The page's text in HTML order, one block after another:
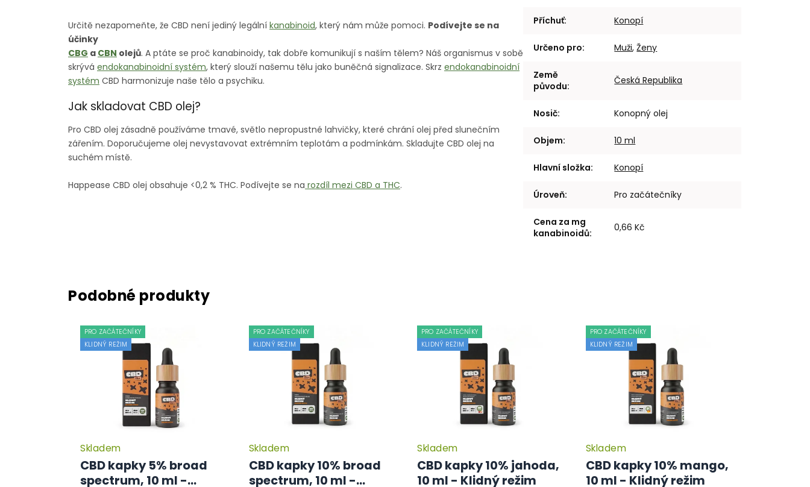
Určitě nezapomeňte, že CBD není jediný legální kanabinoid, který nám může pomoci. Podívejte se na
účinky
CBG a CBN olejů. A ptáte se proč kanabinoidy, tak dobře komunikují s naším tělem? Náš organismus v sobě
skrývá endokanabinoidní systém, který slouží našemu tělu jako buněčná signalizace. Skrz endokanabinoidní
systém CBD harmonizuje naše tělo a psychiku.
Jak skladovat CBD olej?
Pro CBD olej zásadně používáme tmavé, světlo nepropustné lahvičky, které chrání olej před slunečním
zářením. Doporučujeme olej nevystavovat extrémním teplotám a podmínkám. Skladujte CBD olej na
suchém místě.
Happease CBD olej obsahuje <0,2 % THC. Podívejte se na rozdíl mezi CBD a THC.
Příchuť: Konopí
Určeno pro: Muži,Ženy
Země
původu: Česká Republika
Nosič: Konopný olej
Objem: 10 ml
Hlavní složka: Konopí
Úroveň: Pro začátečníky
Cena za mg
kanabinoidů: 0,66 Kč
PRO ZAČÁTEČNÍKY
KLIDNÝ REŽIM
CBD kapky 5% broad
spectrum, 10 ml -
Skladem
PRO ZAČÁTEČNÍKY
KLIDNÝ REŽIM
CBD kapky 10% broad
spectrum, 10 ml -
Skladem
PRO ZAČÁTEČNÍKY
KLIDNÝ REŽIM
CBD kapky 10% jahoda,
10 ml - Klidný režim
Průměrné
hodnocení
produktu
Skladem
PRO ZAČÁTEČNÍKY
KLIDNÝ REŽIM
CBD kapky 10% mango,
10 ml - Klidný režim
Skladem